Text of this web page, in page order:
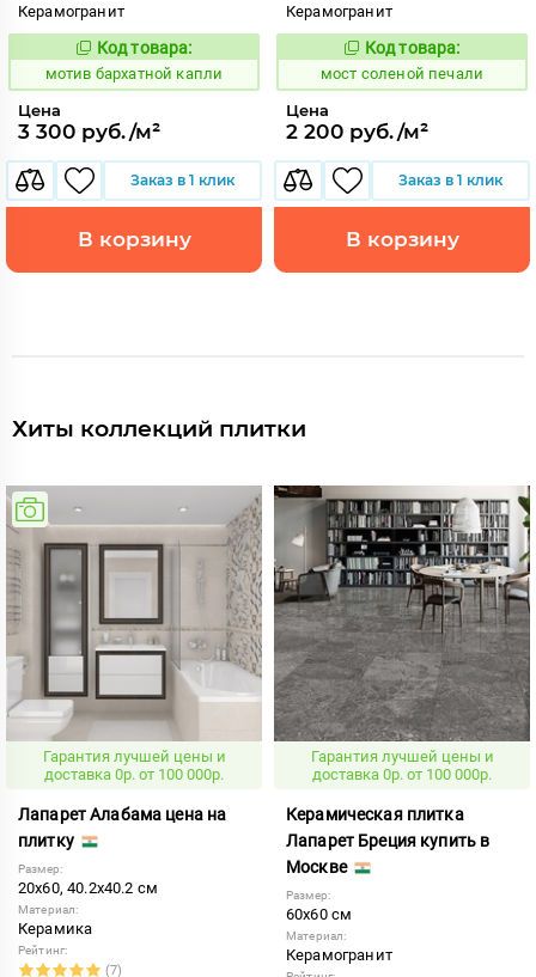
Керамогранит
1031662
Код товара:
мотив бархатной капли
Цена
3 300 руб./м²
Заказ в 1 клик
В корзину
Керамогранит
1027320
Код товара:
мост соленой печали
Цена
2 200 руб./м²
Заказ в 1 клик
В корзину
Хиты коллекций плитки
Гарантия лучшей цены и
доставка 0р. от 100 000р.
Лапарет Алабама цена на
плитку
Размер:
20x60, 40.2x40.2 см
Материал:
Керамика
Рейтинг:
(7)
Гарантия лучшей цены и
доставка 0р. от 100 000р.
Керамическая плитка
Лапарет Бреция купить в
Москве
Размер:
60x60 см
Материал:
Керамогранит